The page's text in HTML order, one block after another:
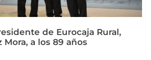
de Eurocaja Rural,
Mora, a los 89 años